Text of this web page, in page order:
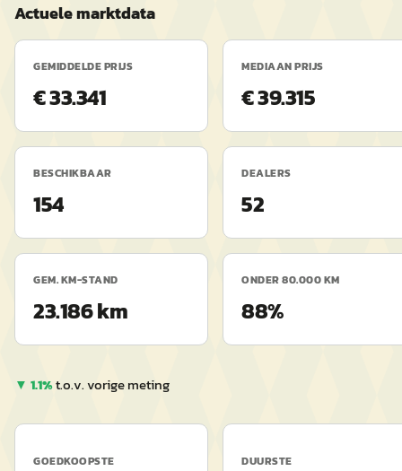
Actuele marktdata
GEMIDDELDE PRIJS
€ 33.341
MEDIAAN PRIJS
€ 39.315
BESCHIKBAAR
154
DEALERS
52
GEM. KM-STAND
23.186 km
ONDER 80.000 KM
88%
▼ 1.1%t.o.v. vorige meting
GOEDKOOPSTE DUURSTE